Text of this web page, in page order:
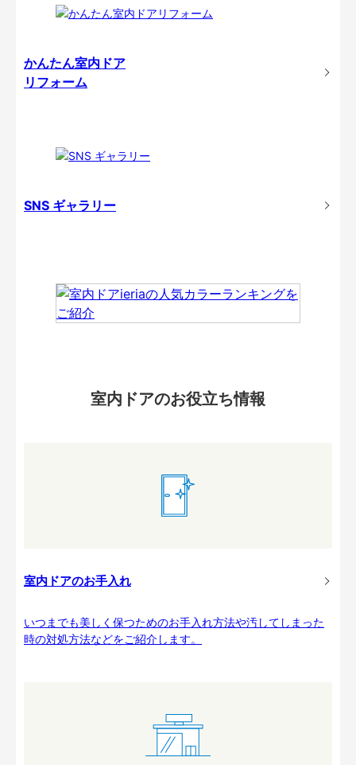
かんたん室内ドア
リフォーム
SNS ギャラリー
室内ドアのお役立ち情報
室内ドアのお手入れ
いつまでも美しく保つためのお手入れ方法や汚してしまった
時の対処方法などをご紹介します。